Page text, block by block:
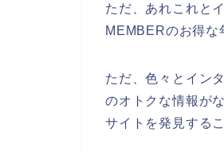
ただ、あれこれと
MEMBERのお得な
ただ、色々とイン
のオトクな情報が
サイトを発見する